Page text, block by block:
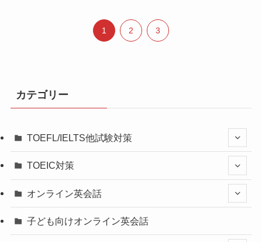
1 2 3
カテゴリー
TOEFL/IELTS他試験対策
TOEIC対策
オンライン英会話
子ども向けオンライン英会話